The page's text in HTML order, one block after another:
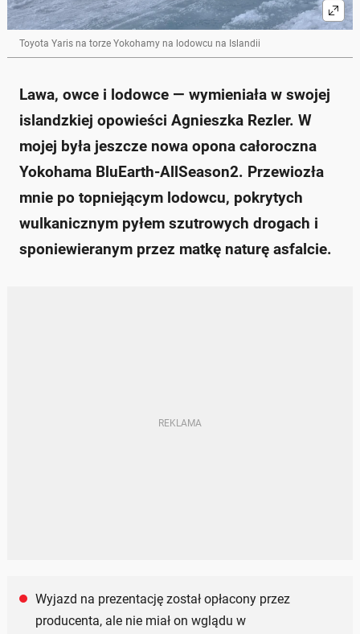
Model będzie dostępny w różnych rozmiarach,
przeznaczony na felgi od 15 do 21 cali.
Zapytaj o więcej Onet Czat z AI
Toyota Yaris na torze Yokohamy na lodowcu na Islandii
Lawa, owce i lodowce — wymieniała w swojej
islandzkiej opowieści Agnieszka Rezler. W
mojej była jeszcze nowa opona całoroczna
Yokohama BluEarth-AllSeason2. Przewiozła
mnie po topniejącym lodowcu, pokrytych
wulkanicznym pyłem szutrowych drogach i
sponiewieranym przez matkę naturę asfalcie.
Wyjazd na prezentację został opłacony przez
producenta, ale nie miał on wglądu w